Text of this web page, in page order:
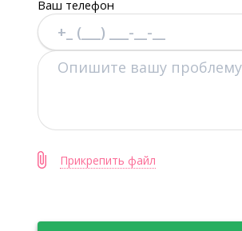
Ваш телефон
Прикрепить файл